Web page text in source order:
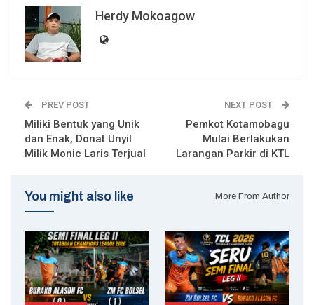
Herdy Mokoagow
PREV POST
Miliki Bentuk yang Unik
dan Enak, Donat Unyil
Milik Monic Laris Terjual
NEXT POST
Pemkot Kotamobagu
Mulai Berlakukan
Larangan Parkir di KTL
You might also like More From Author